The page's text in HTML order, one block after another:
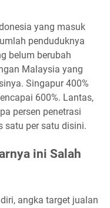
yang masuk
penduduknya
belum berubah
Malaysia yang
Singapur 400%
600%. Lantas,
persen penetrasi
satu per satu disini.
ini Salah
angka target jualan